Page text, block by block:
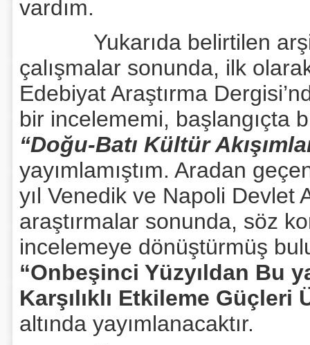
vardım.
Yukarıda belirtilen arşiv,
çalışmalar sonunda, ilk
Edebiyat Araştırma
bir incelememi, başlangıçta
“Doğu-Batı Kültür
yayımlamıştım. Aradan
yıl Venedik ve Napoli Devlet
araştırmalar sonunda, söz
incelemeye dönüştürmüş
“Onbeşinci Yüzyıldan Bu
Karşılıklı Etkileme
altında yayımlanacaktır.